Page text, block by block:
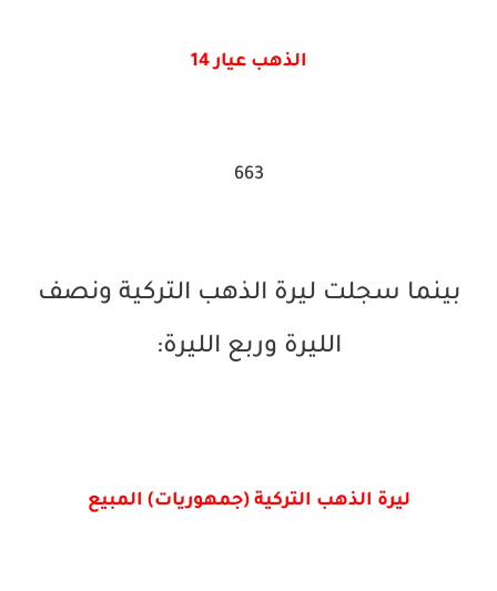
الذهب عيار 14
663
بينما سجلت ليرة الذهب التركية ونصف
الليرة وربع الليرة:
ليرة الذهب التركية (جمهوريات) المبيع